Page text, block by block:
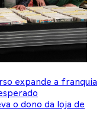
expande a franquia
o dono da loja de